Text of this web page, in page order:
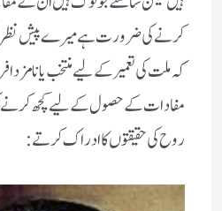
کرنے کی ضرورت ہے میرے پیش نظر
کہ ملت کی تعمیر کے لیے منتخب یا نامزد
مفادات کے حصول کے لیے کچھ کرنے
روح کی حقیقتوں کا ادراک کرتے: